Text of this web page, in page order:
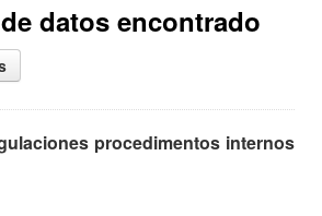
datos encontrado
procedimentos internos